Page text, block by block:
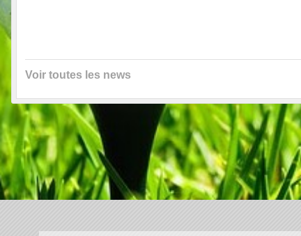
Voir toutes les news